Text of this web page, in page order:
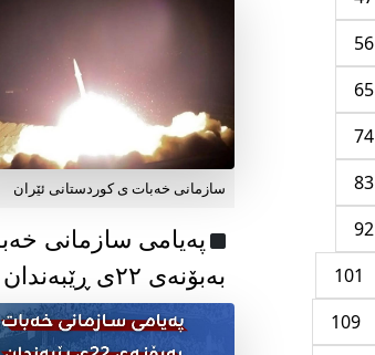
56
65
74
83
92
101
109
سازمانی خەبات ی کوردستانی ئێران
پەیامی سازمانی
بەبۆنەی ۲۲ی ڕێبەندان